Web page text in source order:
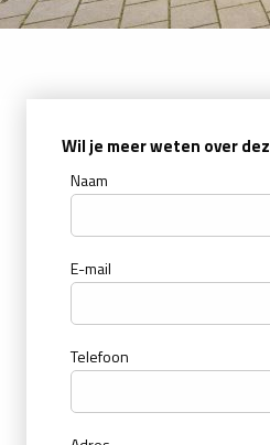
Wil je meer weten over
Naam
E-mail
Telefoon